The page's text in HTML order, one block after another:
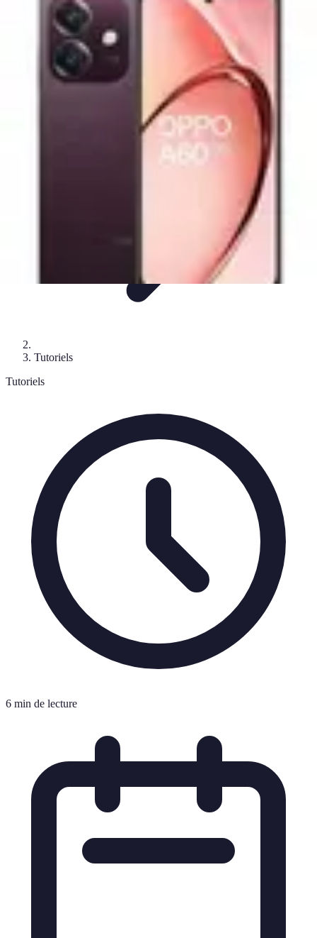
Guide Utilisation IA
ProductivitéAstuces et Conseils Utilisation de l'IA
Guide Utilisation IA
Tutoriels
Tutoriels
6 min de lecture